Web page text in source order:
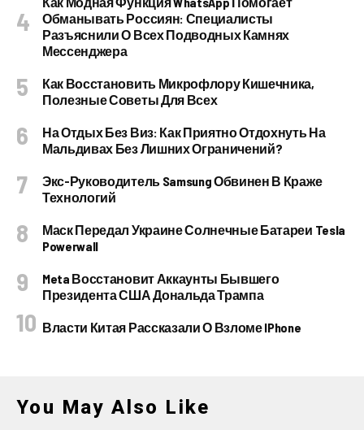
Обманывать Россиян: Специалисты
Разъяснили О Всех Подводных Камнях
Мессенджера
Как Восстановить Микрофлору Кишечника,
Полезные Советы Для Всех
На Отдых Без Виз: Как Приятно Отдохнуть На
Мальдивах Без Лишних Ограничений?
Экс-Руководитель Samsung Обвинен В Краже
Технологий
Маск Передал Украине Солнечные Батареи Tesla
Powerwall
Meta Восстановит Аккаунты Бывшего
Президента США Дональда Трампа
Власти Китая Рассказали О Взломе IPhone
You May Also Like